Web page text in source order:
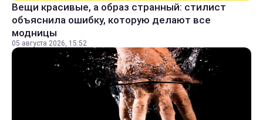
Вещи красивые, а образ странный: стилист
объяснила ошибку, которую делают все
модницы
05 августа 2026, 15:52